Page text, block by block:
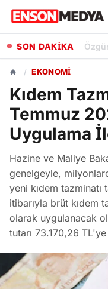
SON DAKİKA
/ EKONOMI
Kıdem
Temmuz
Uygulama
Hazine ve Maliye
genelgeyle,
yeni kıdem tazminatı
itibarıyla brüt kıdem
olarak uygulanacak
tutarı 73.170,26